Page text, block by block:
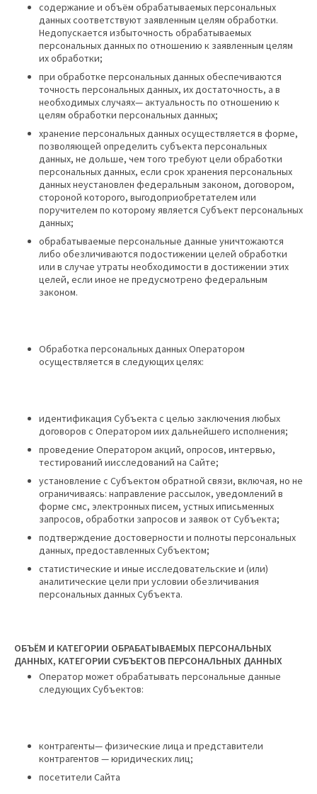
содержание и объём обрабатываемых персональных
данных соответствуют заявленным целям обработки.
Недопускается избыточность обрабатываемых
персональных данных по отношению к заявленным целям
их обработки;
при обработке персональных данных обеспечиваются
точность персональных данных, их достаточность, а в
необходимых случаях— актуальность по отношению к
целям обработки персональных данных;
хранение персональных данных осуществляется в форме,
позволяющей определить субъекта персональных
данных, не дольше, чем того требуют цели обработки
персональных данных, если срок хранения персональных
данных неустановлен федеральным законом, договором,
стороной которого, выгодоприобретателем или
поручителем по которому является Субъект персональных
данных;
обрабатываемые персональные данные уничтожаются
либо обезличиваются подостижении целей обработки
или в случае утраты необходимости в достижении этих
целей, если иное не предусмотрено федеральным
законом.
Обработка персональных данных Оператором
осуществляется в следующих целях:
идентификация Субъекта с целью заключения любых
договоров с Оператором иих дальнейшего исполнения;
проведение Оператором акций, опросов, интервью,
тестирований иисследований на Сайте;
установление с Субъектом обратной связи, включая, но не
ограничиваясь: направление рассылок, уведомлений в
форме смс, электронных писем, устных иписьменных
запросов, обработки запросов и заявок от Субъекта;
подтверждение достоверности и полноты персональных
данных, предоставленных Субъектом;
статистические и иные исследовательские и (или)
аналитические цели при условии обезличивания
персональных данных Субъекта.
ОБЪЁМ И КАТЕГОРИИ ОБРАБАТЫВАЕМЫХ ПЕРСОНАЛЬНЫХ
ДАННЫХ, КАТЕГОРИИ СУБЪЕКТОВ ПЕРСОНАЛЬНЫХ ДАННЫХ
Оператор может обрабатывать персональные данные
следующих Субъектов:
контрагенты— физические лица и представители
контрагентов — юридических лиц;
посетители Сайта